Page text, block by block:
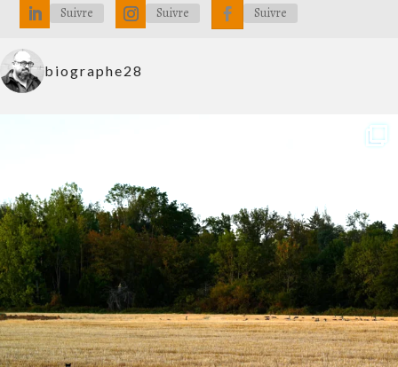
Suivre Suivre Suivre
biographe28